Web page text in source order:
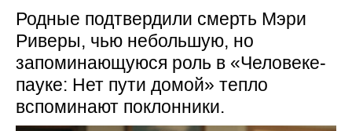
Родные подтвердили смерть Мэри
Риверы, чью небольшую, но
запоминающуюся роль в «Человеке-
пауке: Нет пути домой» тепло
вспоминают поклонники.